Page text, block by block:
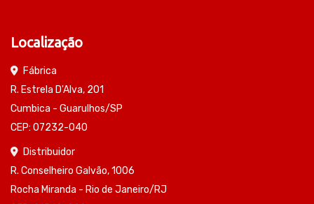
Localização
Fábrica
R. Estrela D'Alva, 201
Cumbica - Guarulhos/SP
CEP: 07232-040
Distribuidor
R. Conselheiro Galvão, 1006
Rocha Miranda - Rio de Janeiro/RJ